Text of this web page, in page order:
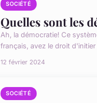
SOCIÉTÉ
Quelles sont les
Ah, la démocratie! Ce
français, avez le droit
12 février 2024
SOCIÉTÉ